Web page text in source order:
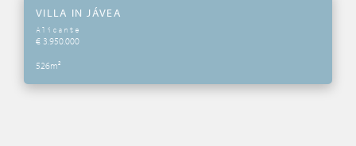
VILLA IN JÁVEA
Alicante
€ 3.950.000
526m²